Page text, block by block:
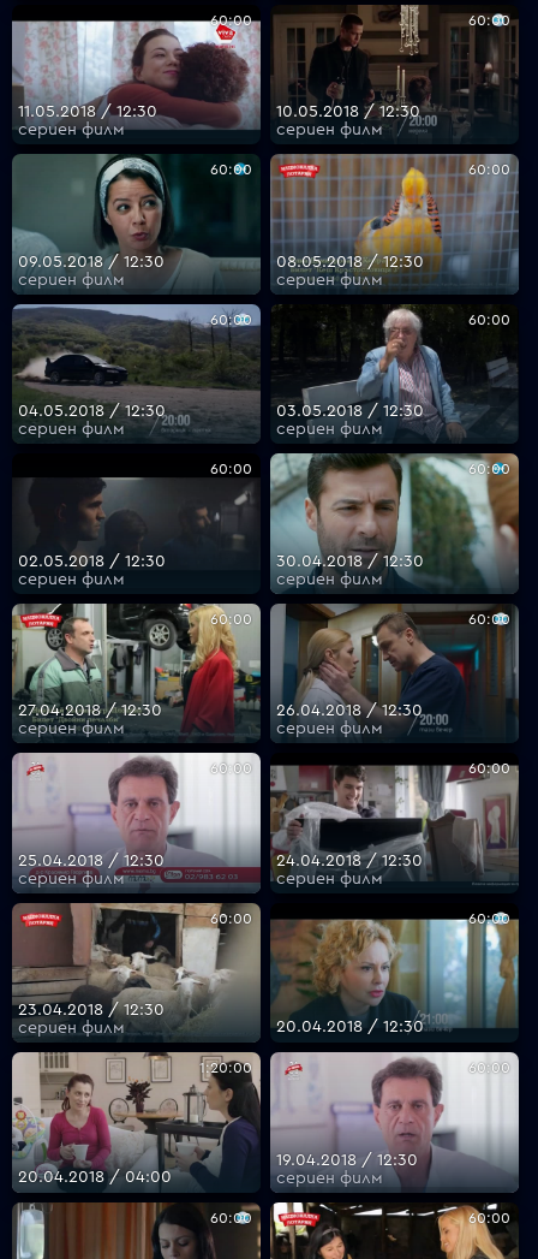
60:00
11.05.2018 / 12:30
сериен филм
60:00
10.05.2018 / 12:30
сериен филм
60:00
09.05.2018 / 12:30
сериен филм
60:00
08.05.2018 / 12:30
сериен филм
60:00
04.05.2018 / 12:30
сериен филм
60:00
03.05.2018 / 12:30
сериен филм
60:00
02.05.2018 / 12:30
сериен филм
60:00
30.04.2018 / 12:30
сериен филм
60:00
27.04.2018 / 12:30
сериен филм
60:00
26.04.2018 / 12:30
сериен филм
60:00
25.04.2018 / 12:30
сериен филм
60:00
24.04.2018 / 12:30
сериен филм
60:00
23.04.2018 / 12:30
сериен филм
60:00
20.04.2018 / 12:30
1:20:00
20.04.2018 / 04:00
60:00
19.04.2018 / 12:30
сериен филм
60:00 60:00